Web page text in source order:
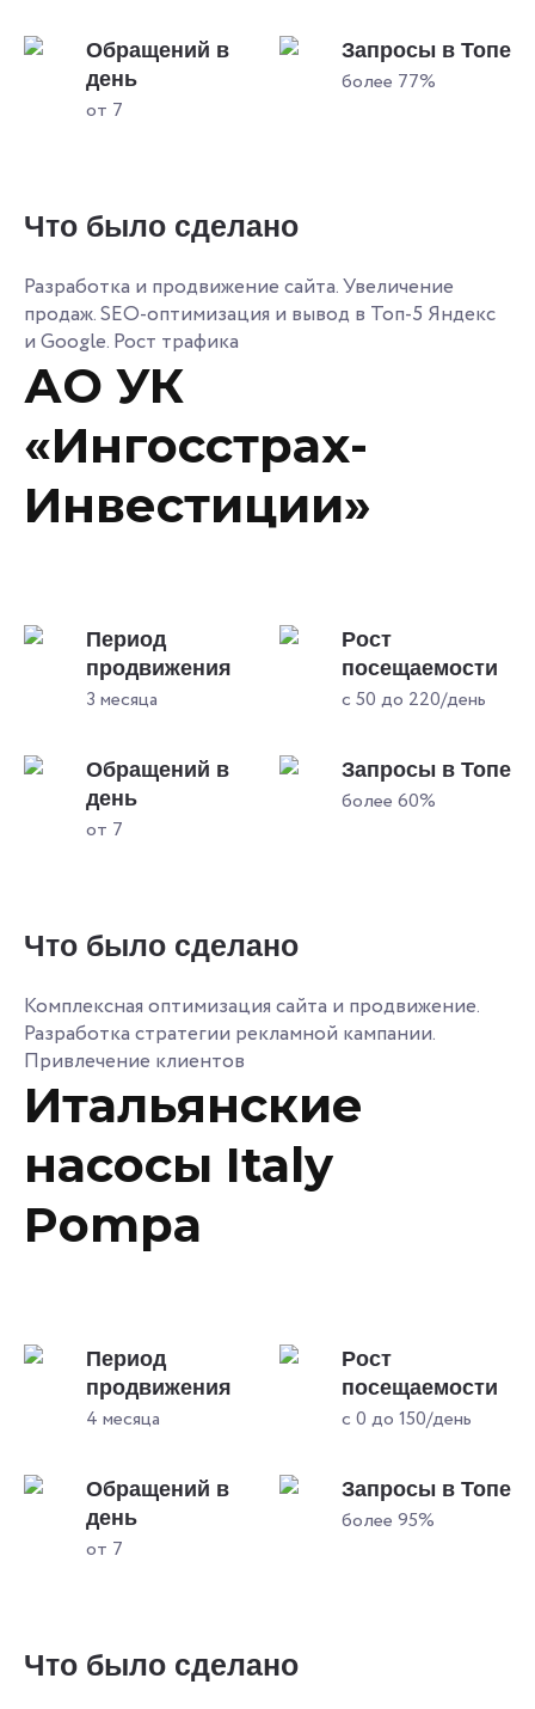
Обращений в
день
от 7
Запросы в Топе
более 77%
Что было сделано
Разработка и продвижение сайта. Увеличение
продаж. SEO-оптимизация и вывод в Топ-5 Яндекс
и Google. Рост трафика
АО УК
«Ингосстрах-
Инвестиции»
Период
продвижения
3 месяца
Рост
посещаемости
с 50 до 220/день
Обращений в
день
от 7
Запросы в Топе
более 60%
Что было сделано
Комплексная оптимизация сайта и продвижение.
Разработка стратегии рекламной кампании.
Привлечение клиентов
Итальянские
насосы Italy
Pompa
Период
продвижения
4 месяца
Рост
посещаемости
с 0 до 150/день
Обращений в
день
от 7
Запросы в Топе
более 95%
Что было сделано